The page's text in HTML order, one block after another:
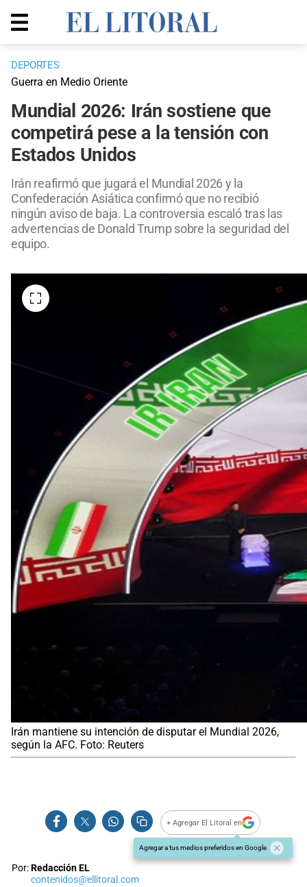
DEPORTES
Guerra en Medio Oriente
Mundial 2026: Irán sostiene que
competirá pese a la tensión con
Estados Unidos
Irán reafirmó que jugará el Mundial 2026 y la
Confederación Asiática confirmó que no recibió
ningún aviso de baja. La controversia escaló tras las
advertencias de Donald Trump sobre la seguridad del
equipo.
Irán mantiene su intención de disputar el Mundial 2026,
según la AFC. Foto: Reuters
+ Agregar El Litoral en
Agregar a tus medios preferidos en Google
Por:Redacción EL
contenidos@ellitoral.com